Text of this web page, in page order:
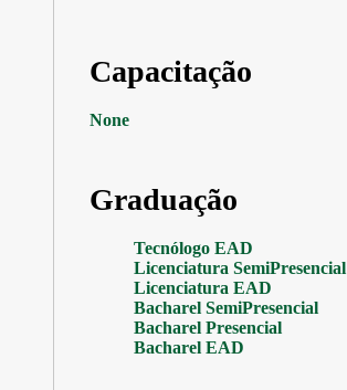
Capacitação
None
Graduação
Tecnólogo EAD
Licenciatura SemiPresencial
Licenciatura EAD
Bacharel SemiPresencial
Bacharel Presencial
Bacharel EAD